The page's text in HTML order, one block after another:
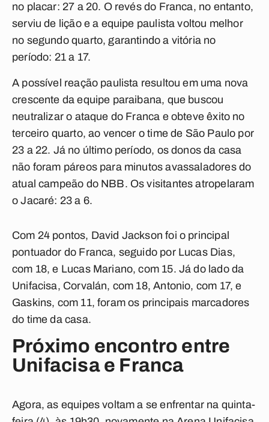
no placar: 27 a 20. O revés do Franca, no entanto,
serviu de lição e a equipe paulista voltou melhor
no segundo quarto, garantindo a vitória no
período: 21 a 17.
A possível reação paulista resultou em uma nova
crescente da equipe paraibana, que buscou
neutralizar o ataque do Franca e obteve êxito no
terceiro quarto, ao vencer o time de São Paulo por
23 a 22. Já no último período, os donos da casa
não foram páreos para minutos avassaladores do
atual campeão do NBB. Os visitantes atropelaram
o Jacaré: 23 a 6.
Com 24 pontos, David Jackson foi o principal
pontuador do Franca, seguido por Lucas Dias,
com 18, e Lucas Mariano, com 15. Já do lado da
Unifacisa, Corvalán, com 18, Antonio, com 17, e
Gaskins, com 11, foram os principais marcadores
do time da casa.
Próximo encontro entre
Unifacisa e Franca
Agora, as equipes voltam a se enfrentar na quinta-